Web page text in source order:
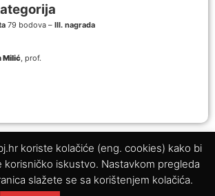
79 bodova – III. nagrada
Milić , prof.
17. Međunardno gudačko natjecanje Rudolf Matz
SLJEDEĆE
7. međunarodno pjevačko natjecanje Lav Mirski 2019
koriste kolačiće (eng. cookies) kako bi
korisničko iskustvo. Nastavkom pregleda
slažete se sa korištenjem kolačića.